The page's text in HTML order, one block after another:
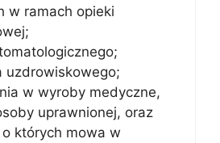
w ramach opieki
uzdrowiskowego;
w wyroby medyczne,
uprawnionej, oraz
których mowa w